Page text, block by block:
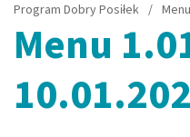
Program Dobry Posiłek /
Menu